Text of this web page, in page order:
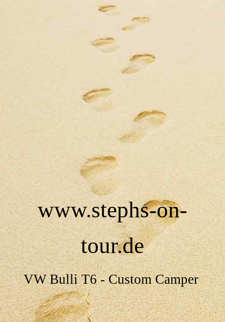
www.stephs-on-
tour.de
VW Bulli T6 - Custom Camper